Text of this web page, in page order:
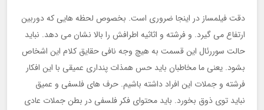
دقت فیلمساز در اینجا ضروری است. بخصوص لحظه هایی که دوربین
ارتفاع می گیرد. و فرشته و اثاثیه اطرافش را بالا نشان می دهد. نباید
حالت سوررئال این قسمت به هیچ وجه نافی حقایق کلام این اشخاص
بشود. یعنی ما مخاطبان باید حس همذات پنداری عمیقی با این افکار
فرشته و جملات این افراد داشته باشیم. حرف های فلسفی و عمیق
نباید توی ذوق بخورد. باید محتوای فکر فلسفی در بطن جملات عادی